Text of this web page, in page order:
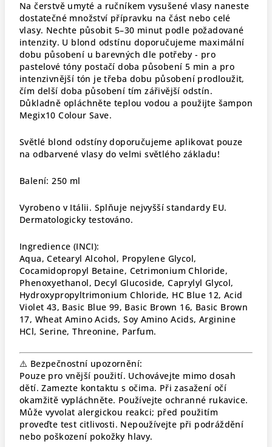
Na čerstvě umyté a ručníkem vysušené vlasy naneste
dostatečné množství přípravku na část nebo celé
vlasy. Nechte působit 5–30 minut podle požadované
intenzity. U blond odstínu doporučujeme maximální
dobu působení u barevných dle potřeby - pro
pastelové tóny postačí doba působení 5 min a pro
intenzivnější tón je třeba dobu působení prodloužit,
čím delší doba působení tím zářivější odstín.
Důkladně opláchněte teplou vodou a použijte šampon
Megix10 Colour Save.
Světlé blond odstíny doporučujeme aplikovat pouze
na odbarvené vlasy do velmi světlého základu!
Balení: 250 ml
Vyrobeno v Itálii. Splňuje nejvyšší standardy EU.
Dermatologicky testováno.
Ingredience (INCI):
Aqua, Cetearyl Alcohol, Propylene Glycol,
Cocamidopropyl Betaine, Cetrimonium Chloride,
Phenoxyethanol, Decyl Glucoside, Caprylyl Glycol,
Hydroxypropyltrimonium Chloride, HC Blue 12, Acid
Violet 43, Basic Blue 99, Basic Brown 16, Basic Brown
17, Wheat Amino Acids, Soy Amino Acids, Arginine
HCl, Serine, Threonine, Parfum.
⚠️ Bezpečnostní upozornění:
Pouze pro vnější použití. Uchovávejte mimo dosah
dětí. Zamezte kontaktu s očima. Při zasažení očí
okamžitě vypláchněte. Používejte ochranné rukavice.
Může vyvolat alergickou reakci; před použitím
proveďte test citlivosti. Nepoužívejte při podráždění
nebo poškození pokožky hlavy.